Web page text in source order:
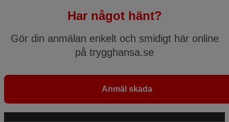
Har något hänt?
Gör din anmälan enkelt och smidigt här online
på trygghansa.se
Anmäl skada